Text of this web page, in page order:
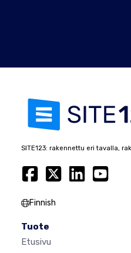
SITE123: rakennettu eri tavalla,
Finnish
Tuote
Etusivu